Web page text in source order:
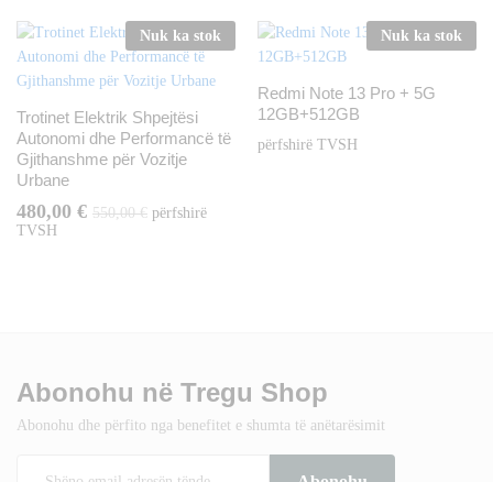
Nuk ka stok
Trotinet Elektrik Shpejtësi
Autonomi dhe Performancë të
Gjithanshme për Vozitje
Urbane
480,00 € 550,00€ përfshirë
TVSH
Nuk ka stok
Redmi Note 13 Pro + 5G
12GB+512GB
përfshirë TVSH
Abonohu në Tregu Shop
Abonohu dhe përfito nga benefitet e shumta të anëtarësimit